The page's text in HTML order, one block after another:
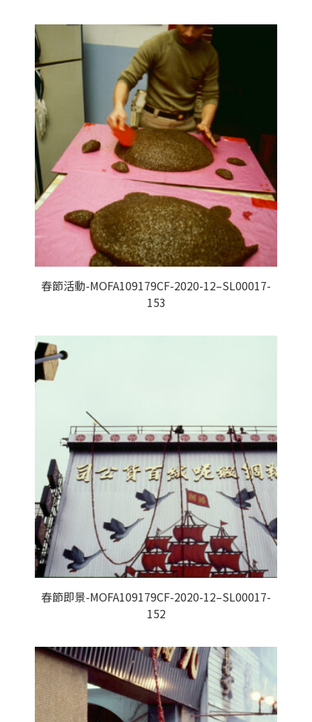
春節活動-MOFA109179CF-2020-12–SL00017-
153
春節即景-MOFA109179CF-2020-12–SL00017-
152